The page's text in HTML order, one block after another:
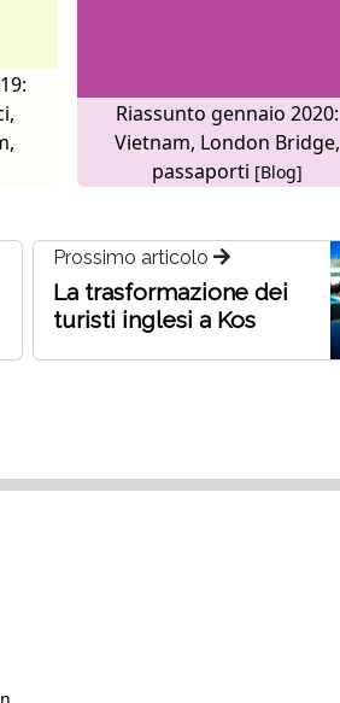
Riassunto gennaio 2020:
Vietnam, London Bridge,
passaporti [Blog]
Prossimo articolo
La trasformazione dei
turisti inglesi a Kos